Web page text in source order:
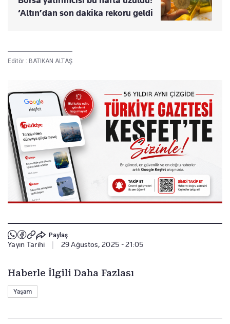
‘Altın’dan son dakika rekoru geldi
Editör : BATIKAN ALTAŞ
Paylaş
Yayın Tarihi 29 Ağustos, 2025 - 21:05
Haberle İlgili Daha Fazlası
Yaşam